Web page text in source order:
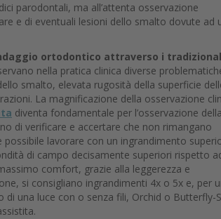
parodontali, ma all’attenta osservazione
e di eventuali lesioni dello smalto dovute ad
ortodontico attraverso i
nella pratica clinica diverse
smalto, elevata rugosità della superficie
La magnificazione della osservazione
diventa fondamentale per l’osservazione della
di verificare e accertare che non rimangano
lavorare con un ingrandimento
di campo decisamente superiori rispetto
comfort, grazie alla leggerezza e
si consigliano ingrandimenti 4x o 5x e, per
una luce con o senza fili, Orchid o Butterfly-S